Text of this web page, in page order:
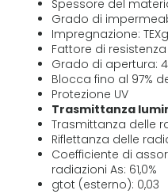
Spessore del
Grado di
Impregnazione:
Fattore di
Grado di apertura:
Blocca fino al 97%
Protezione UV
Trasmittanza
Trasmittanza delle
Riflettanza delle
Coefficiente di
radiazioni As: 61,0%
gtot (esterno): 0,03